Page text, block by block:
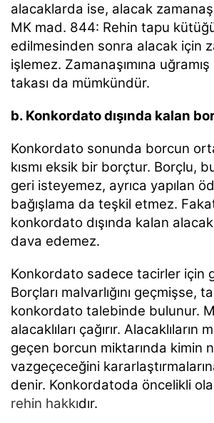
alacaklarda ise, alacak
MK mad. 844: Rehin tapu
edilmesinden sonra alacak için
işlemez. Zamanaşımına
takası da mümkündür.
b. Konkordato dışında kalan
Konkordato sonunda borcun
kısmı eksik bir borçtur. Borçlu,
geri isteyemez, ayrıca yapılan
bağışlama da teşkil etmez.
konkordato dışında kalan alacak
dava edemez.
Konkordato sadece tacirler için
Borçları malvarlığını geçmişse,
konkordato talebinde bulunur.
alacaklıları çağırır. Alacaklıların
geçen borcun miktarında kimin
vazgeçeceğini
denir. Konkordatoda öncelikli
rehin hakkıdır.